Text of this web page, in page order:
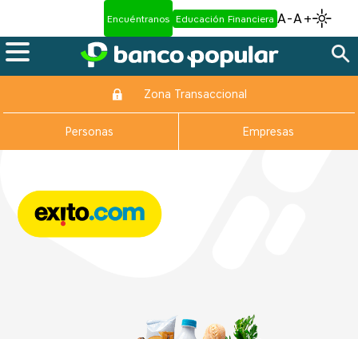
Encuéntranos Educación Financiera A-A+
Zona Transaccional
Personas Empresas